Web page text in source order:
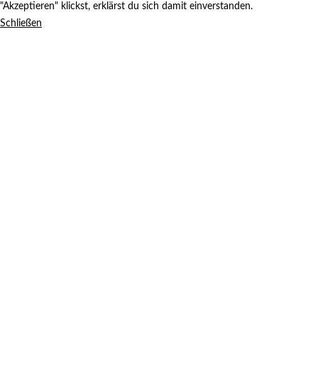
"Akzeptieren" klickst, erklärst du sich damit einverstanden.
Schließen